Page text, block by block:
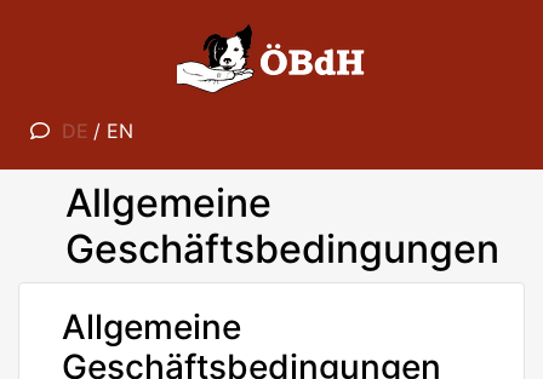
DE / EN
Allgemeine
Geschäftsbedingungen
Allgemeine
Geschäftsbedingungen